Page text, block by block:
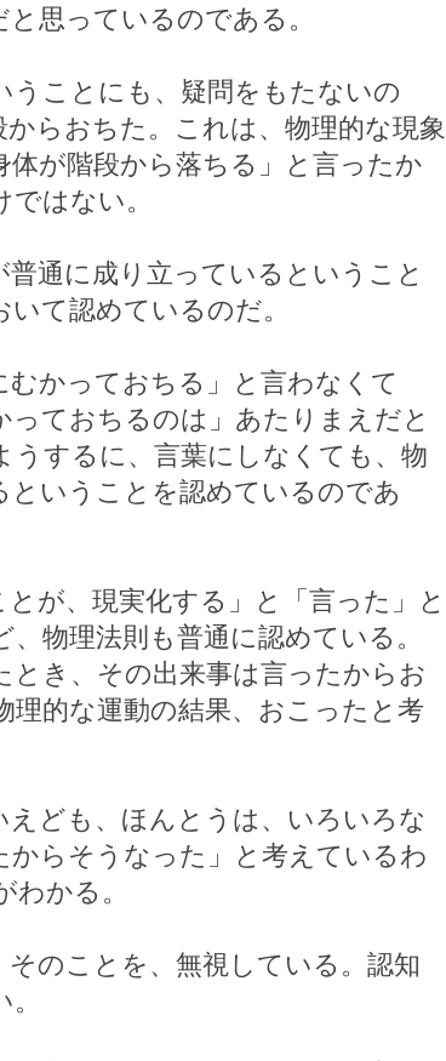
思っているのである。
うことにも、疑問をもたないの
らおちた。これは、物理的な現象
体が階段から落ちる」と言ったか
はない。
通に成り立っているということ
て認めているのだ。
むかっておちる」と言わなくて
っておちるのは」あたりまえだと
うするに、言葉にしなくても、物
ということを認めているのであ
が、現実化する」と「言った」と
物理法則も普通に認めている。
とき、その出来事は言ったからお
理的な運動の結果、おこったと考
えども、ほんとうは、いろいろな
からそうなった」と考えているわ
かる。
のことを、無視している。認知